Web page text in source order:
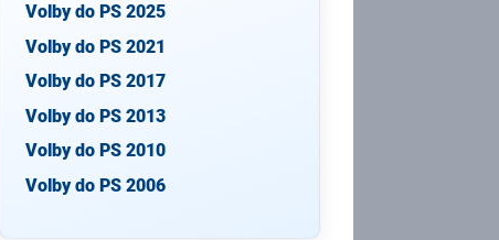
Volby do PS 2025
Volby do PS 2021
Volby do PS 2017
Volby do PS 2013
Volby do PS 2010
Volby do PS 2006